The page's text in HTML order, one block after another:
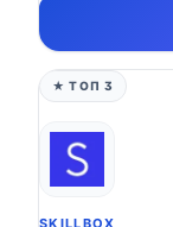
★ ТОП 3
SKILLBOX